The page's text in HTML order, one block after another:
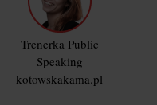
Trenerka Public
Speaking
kotowskakama.pl